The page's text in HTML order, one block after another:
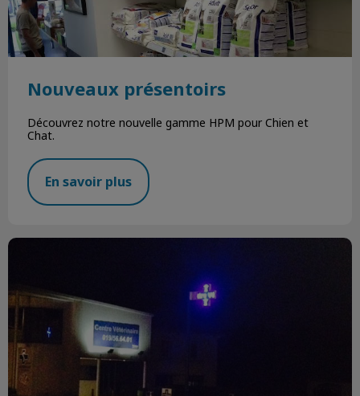
Nouveaux présentoirs
Découvrez notre nouvelle gamme HPM pour Chien et
Chat.
En savoir plus
Totem